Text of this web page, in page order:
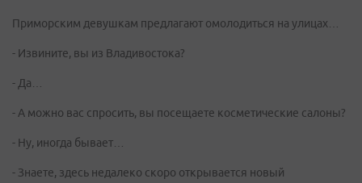
Приморским девушкам предлагают омолодиться на улицах…
- Извините, вы из Владивостока?
- Да…
- А можно вас спросить, вы посещаете косметические салоны?
- Ну, иногда бывает…
- Знаете, здесь недалеко скоро открывается новый